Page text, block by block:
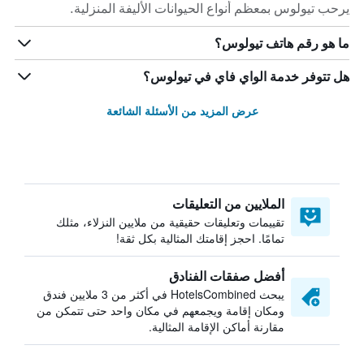
يرحب تيولوس بمعظم أنواع الحيوانات الأليفة المنزلية.
ما هو رقم هاتف تيولوس؟
هل تتوفر خدمة الواي فاي في تيولوس؟
عرض المزيد من الأسئلة الشائعة
الملايين من التعليقات
تقييمات وتعليقات حقيقية من ملايين النزلاء، مثلك
تمامًا. احجز إقامتك المثالية بكل ثقة!
أفضل صفقات الفنادق
يبحث HotelsCombined في أكثر من 3 ملايين فندق
ومكان إقامة ويجمعهم في مكان واحد حتى تتمكن من
مقارنة أماكن الإقامة المثالية.